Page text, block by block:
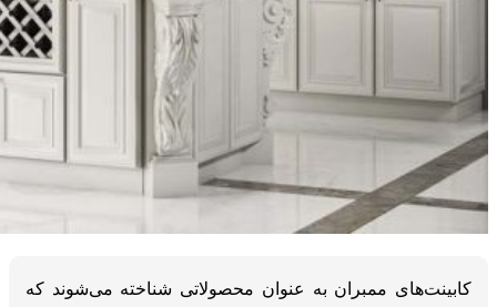
کابینت‌های ممبران به عنوان محصولاتی شناخته می‌شوند که